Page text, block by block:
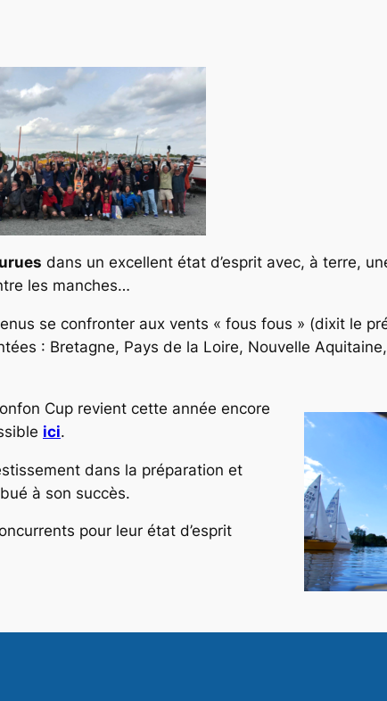
dans un excellent état d’esprit avec, à terre,
les manches…
se confronter aux vents « fous fous » (dixit le
: Bretagne, Pays de la Loire, Nouvelle
Cup revient cette année encore
ici.
dans la préparation et
à son succès.
pour leur état d’esprit